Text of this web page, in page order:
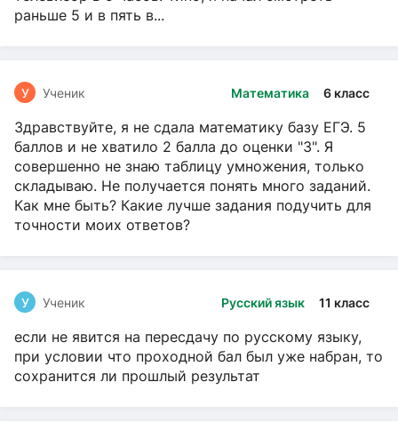
раньше 5 и в пять в...
Математика 6 класс
У Ученик
Здравствуйте, я не сдала математику базу ЕГЭ. 5
баллов и не хватило 2 балла до оценки "3". Я
совершенно не знаю таблицу умножения, только
складываю. Не получается понять много заданий.
Как мне быть? Какие лучше задания подучить для
точности моих ответов?
Русский язык 11 класс
У Ученик
если не явится на пересдачу по русскому языку,
при условии что проходной бал был уже набран, то
сохранится ли прошлый результат